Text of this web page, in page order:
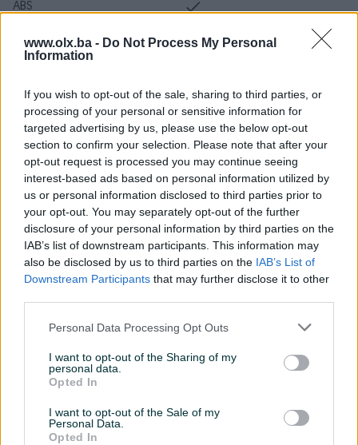
www.olx.ba - Do Not Process My Personal
Information
If you wish to opt-out of the sale, sharing to third parties, or
processing of your personal or sensitive information for
targeted advertising by us, please use the below opt-out
section to confirm your selection. Please note that after your
opt-out request is processed you may continue seeing
interest-based ads based on personal information utilized by
us or personal information disclosed to third parties prior to
your opt-out. You may separately opt-out of the further
disclosure of your personal information by third parties on the
IAB’s list of downstream participants. This information may
also be disclosed by us to third parties on the IAB’s List of
Downstream Participants that may further disclose it to other
Personal Data Processing Opt Outs
I want to opt-out of the Sharing of my
personal data.
Opted In
I want to opt-out of the Sale of my
Personal Data.
Opted In
ABS
ESP
Servo volan
Turbo
Ocarinjen
Datum objave 09.12.2025
Oprema
Klimatizacija Jednozonska
Vrsta enterijera Platno
Halogena
Komande na volanu